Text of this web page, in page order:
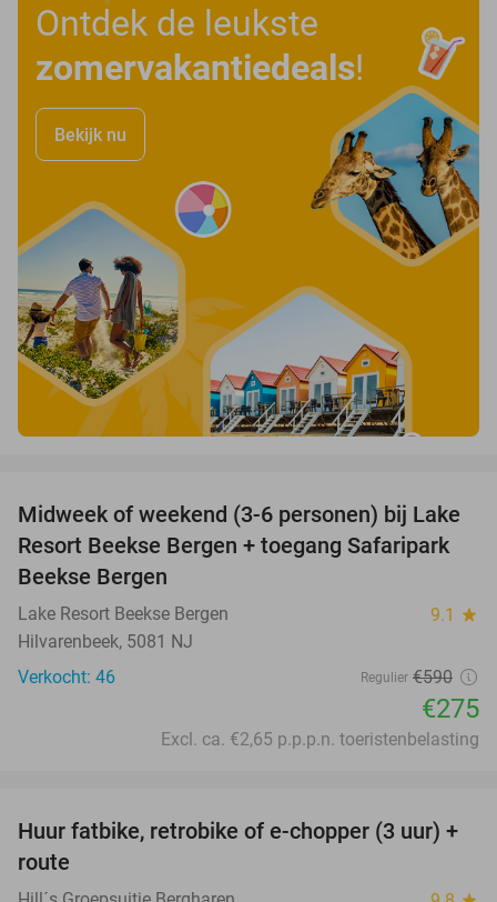
Ontdek de leukste
zomervakantiedeals!
Bekijk nu
53%
Midweek of weekend (3-6 personen) bij Lake
Resort Beekse Bergen + toegang Safaripark
Beekse Bergen
Lake Resort Beekse Bergen 9.1 star
Hilvarenbeek, 5081 NJ
Verkocht: 46
Regulier €590
€275
Excl. ca. €2,65 p.p.p.n. toeristenbelasting
35%
Huur fatbike, retrobike of e-chopper (3 uur) +
route